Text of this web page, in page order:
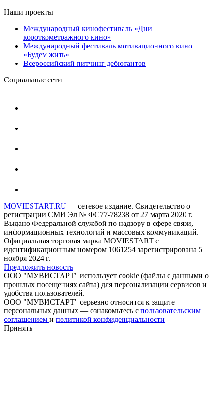
Наши проекты
Международный кинофестиваль «Дни
короткометражного кино»
Международный фестиваль мотивационного кино
«Будем жить»
Всероссийский питчинг дебютантов
Социальные сети
MOVIESTART.RU — сетевое издание. Свидетельство о
регистрации СМИ Эл № ФС77-78238 от 27 марта 2020 г.
Выдано Федеральной службой по надзору в сфере связи,
информационных технологий и массовых коммуникаций.
Официальная торговая марка MOVIESTART с
идентификационным номером 1061254 зарегистрирована 5
ноября 2024 г.
Предложить новость
ООО "МУВИСТАРТ" использует cookie (файлы с данными о
прошлых посещениях сайта) для персонализации сервисов и
удобства пользователей.
ООО "МУВИСТАРТ" серьезно относится к защите
персональных данных — ознакомьтесь с пользовательским
соглашением и политикой конфиденциальности
Принять